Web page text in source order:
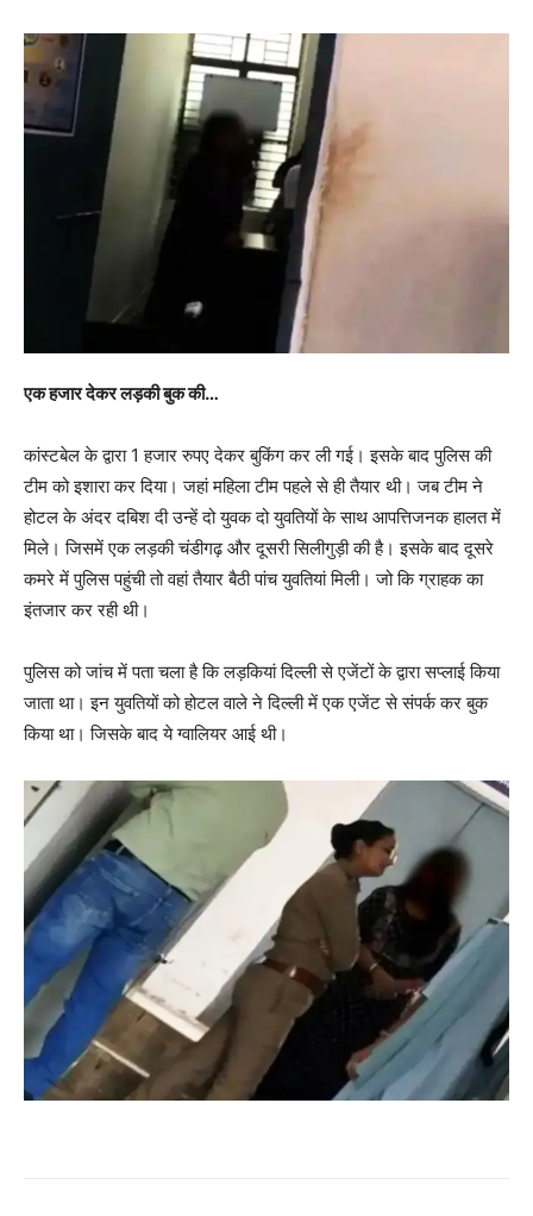
एक हजार देकर लड़की बुक की…
कांस्टबेल के द्वारा 1 हजार रुपए देकर बुकिंग कर ली गई। इसके बाद पुलिस की
टीम को इशारा कर दिया। जहां महिला टीम पहले से ही तैयार थी। जब टीम ने
होटल के अंदर दबिश दी उन्हें दो युवक दो युवतियों के साथ आपत्तिजनक हालत में
मिले। जिसमें एक लड़की चंडीगढ़ और दूसरी सिलीगुड़ी की है। इसके बाद दूसरे
कमरे में पुलिस पहुंची तो वहां तैयार बैठी पांच युवतियां मिली। जो कि ग्राहक का
इंतजार कर रही थी।
पुलिस को जांच में पता चला है कि लड़कियां दिल्ली से एजेंटों के द्वारा सप्लाई किया
जाता था। इन युवतियों को होटल वाले ने दिल्ली में एक एजेंट से संपर्क कर बुक
किया था। जिसके बाद ये ग्वालियर आई थी।